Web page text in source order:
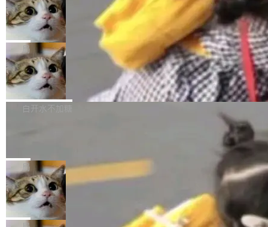
意味着一个无人看管的 AI 程序，在近半年时间
里日夜不停地"烧钱"。 复盘显示，...
而美国模型厂商在"闭门造车"。他的原话是 "buil
ding in silos"——各自为战，互不通气。 这个判
断从他嘴里说出来分量不同。Hugging Face 是
全球最大的开源 AI 平台，上面跑着上百万个模
型。谁在开源赛道上领先，...
乎都是没有。工程师们整天用别人写的程序写程
序给别人用。偶尔有人自己写个博客系统、智能
家居控制、家庭实验室，都算稀奇事。 Crawsh
aw 是 Shelley 的作者，一个开源 AI coding age
nt。他最近在博客上写了一篇文章，核心论点很
简单：开发者工具必须开源。 理由不是传统的自
由软件情怀，而是一个跟 AI agent 直接相关的
技术判断。 两行 prompt 就能个性化任何软件 C
DeepSeek Harness 宣布内测邀请，全
网最大规模开源 Agent 路演现场诞生
一条内测招募帖，发出去的时候大概没人想到它
会变成一场开源 Agent 生态的路演。 8月1日，
DeepSeek Harness 团队负责人崔添翼（tiany
i）在 X 上发帖： 「如果你是 Agent Harness 相
关开源项目的开发者，希望参加 DeepSeek Har
ness 的内测，可以回复或私信联系我。请附上
Harness 负责把能力落到真实环境中——调用工
具、读写文件、管理上下文、处理错误、完成闭
环。崔添翼招人的标...
局
商汤 SenseNova U1.5-Lite-Preview
开源
商汤科技宣布面向社区开源轻量级统一多模态模
型的预览版本 SenseNova U1.5-Lite-Preview。
理解、推理、生成与编辑，还仅以 8B-MoT 的轻
量大小，将能力推进到4K、更精细的真实质感、
更复杂的视觉控制和可持续迭代编辑。 相比 U
1，U1.5-Lite-Preview 在以下方向上带来了显著
提升： 原生支持4K图像生成； 更精细的局部纹
白开水不加糖
nap。这次是 hwctl——一个用来检查 Ubuntu
硬件认证状态的命令行工具。 Canonical 工程师
Alan Griffiths 在邮件列表中说得很直白：「hwc
tl 是一个 Ubuntu 专有的包，它和它的依赖项都
是 Ubuntu 专有的，不会用在其他发行版上。」
局
Dario Amodei 担心新人来 Anthropic
只为金钱，不为使命
顶级 AI 研究员在两家公司之间来回跳，中间只
隔了几天。 Lilian Weng 上周刚宣布因健康原因